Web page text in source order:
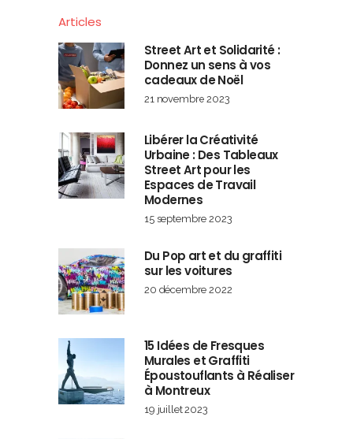
Articles
Street Art et Solidarité :
Donnez un sens à vos
cadeaux de Noël
21 novembre 2023
Libérer la Créativité
Urbaine : Des Tableaux
Street Art pour les
Espaces de Travail
Modernes
15 septembre 2023
Du Pop art et du graffiti
sur les voitures
20 décembre 2022
15 Idées de Fresques
Murales et Graffiti
Époustouflants à Réaliser
à Montreux
19 juillet 2023